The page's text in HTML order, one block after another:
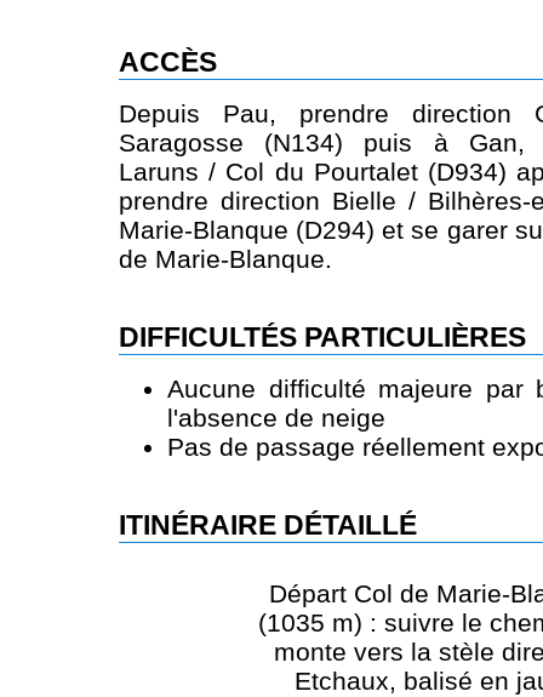
ACCÈS
Depuis Pau, prendre
Saragosse (N134) puis à Gan,
Laruns / Col du Pourtalet (D934)
prendre direction Bielle /
Marie-Blanque (D294) et se garer
de Marie-Blanque.
DIFFICULTÉS PARTICULIÈRES
Aucune difficulté majeure par
l'absence de neige
Pas de passage réellement
ITINÉRAIRE DÉTAILLÉ
Départ Col de Marie-
(1035 m) : suivre le
monte vers la stèle
Etchaux, balisé en